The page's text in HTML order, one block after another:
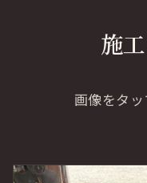
施
画像をタ